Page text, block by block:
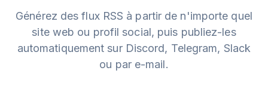
Générez des flux RSS à partir de n'importe quel
site web ou profil social, puis publiez-les
automatiquement sur Discord, Telegram, Slack
ou par e-mail.